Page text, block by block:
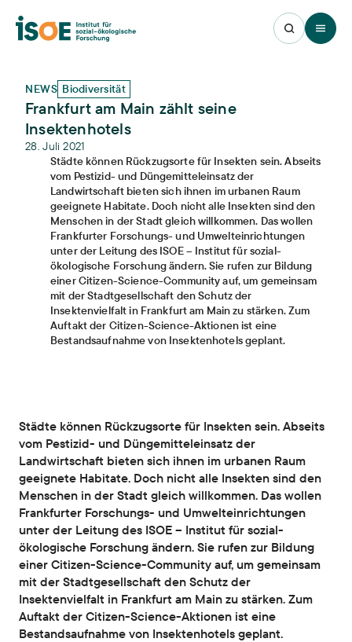
Open
NEWS Biodiversität
Frankfurt am Main zählt seine
Insektenhotels
28. Juli 2021
Städte können Rückzugsorte für Insekten sein. Abseits
vom Pestizid- und Düngemitteleinsatz der
Landwirtschaft bieten sich ihnen im urbanen Raum
geeignete Habitate. Doch nicht alle Insekten sind den
Menschen in der Stadt gleich willkommen. Das wollen
Frankfurter Forschungs- und Umwelteinrichtungen
unter der Leitung des ISOE – Institut für sozial-
ökologische Forschung ändern. Sie rufen zur Bildung
einer Citizen-Science-Community auf, um gemeinsam
mit der Stadtgesellschaft den Schutz der
Insektenvielfalt in Frankfurt am Main zu stärken. Zum
Auftakt der Citizen-Science-Aktionen ist eine
Bestandsaufnahme von Insektenhotels geplant.
Städte können Rückzugsorte für Insekten sein. Abseits
vom Pestizid- und Düngemitteleinsatz der
Landwirtschaft bieten sich ihnen im urbanen Raum
geeignete Habitate. Doch nicht alle Insekten sind den
Menschen in der Stadt gleich willkommen. Das wollen
Frankfurter Forschungs- und Umwelteinrichtungen
unter der Leitung des ISOE – Institut für sozial-
ökologische Forschung ändern. Sie rufen zur Bildung
einer Citizen-Science-Community auf, um gemeinsam
mit der Stadtgesellschaft den Schutz der
Insektenvielfalt in Frankfurt am Main zu stärken. Zum
Auftakt der Citizen-Science-Aktionen ist eine
Bestandsaufnahme von Insektenhotels geplant.